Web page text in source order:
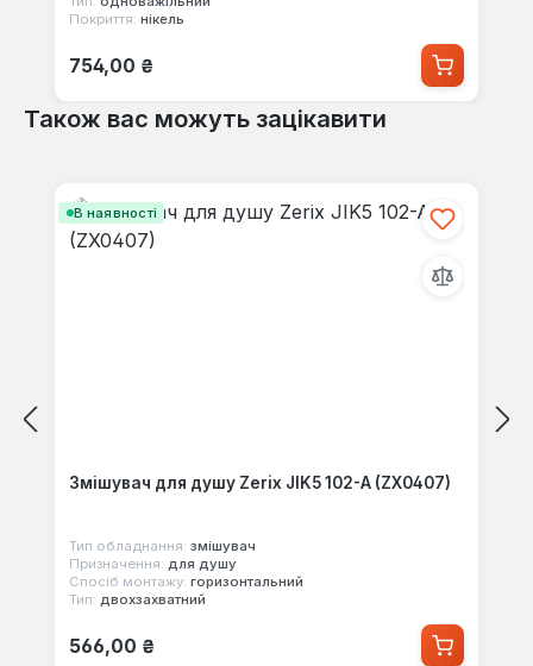
Покриття: нікель
Звичайна ціна:
754,00 ₴
Також вас можуть зацікавити
В наявності
Змішувач для душу Zerix JIK5 102-A (ZX0407)
Тип обладнання: змішувач
Призначення: для душу
Спосіб монтажу: горизонтальний
Тип: двохзахватний
Звичайна ціна:
566,00 ₴